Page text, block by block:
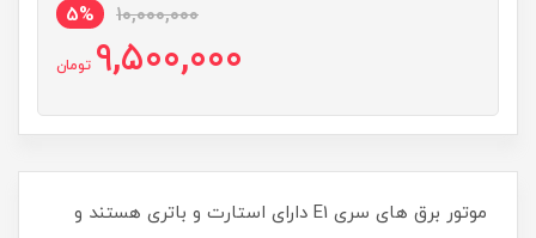
10,000,000
5%
9,500,000 تومان
موتور برق های سری E1 دارای استارت و باتری هستند و